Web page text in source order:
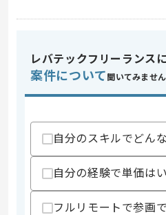
特徴
スキル
・クリ
・
・
・
レバテックフリーランス
案件について 聞いてみません
自分のスキルでどん
自分の経験で単価は
フルリモートで参画